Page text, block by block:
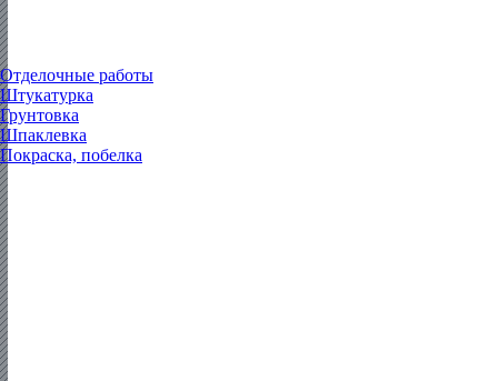
Отделочные работы
Штукатурка
Грунтовка
Шпаклевка
Покраска, побелка